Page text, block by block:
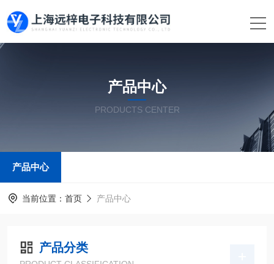
产品中心
PRODUCTS CENTER
产品中心
当前位置： 首页 产品中心
产品分类